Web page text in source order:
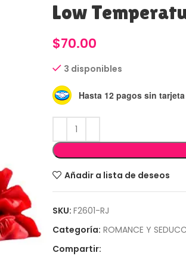
Low
$70.00
3 disponibles
Hasta 12 pagos sin tarjeta
Añadir a lista de deseos
SKU: F2601-RJ
Categoría: ROMANCE Y
Compartir: